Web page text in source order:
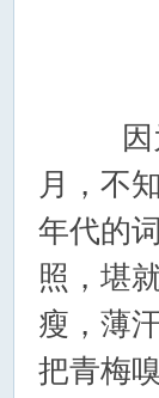
因为
月，不
年代的
照，堪
瘦，薄
把青梅